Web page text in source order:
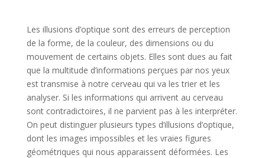
Les illusions d’optique sont des erreurs de perception
de la forme, de la couleur, des dimensions ou du
mouvement de certains objets. Elles sont dues au fait
que la multitude d’informations perçues par nos yeux
est transmise à notre cerveau qui va les trier et les
analyser. Si les informations qui arrivent au cerveau
sont contradictoires, il ne parvient pas à les interpréter.
On peut distinguer plusieurs types d’illusions d’optique,
dont les images impossibles et les vraies figures
géométriques qui nous apparaissent déformées. Les